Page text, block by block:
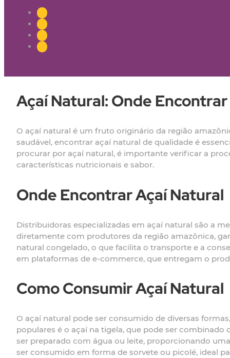
Açaí Natural: Onde
O açaí natural é um fruto originário da região
saudável, encontrar açaí natural de qualidade é
procurar por açaí natural, é importante verificar a
características nutricionais e sabor.
Onde Encontrar Açaí Natural
Distribuidoras especializadas em açaí natural são a
diretamente com produtores da região amazônica,
natural congelado, o que facilita o transporte e a
em plataformas de e-commerce, que entregam o
Como Consumir Açaí Natural
O açaí natural pode ser consumido de diversas
populares é o açaí na tigela, que pode ser
ser preparado com água ou leite, proporcionando
ser consumido em forma de sorvete ou picolé, ideal